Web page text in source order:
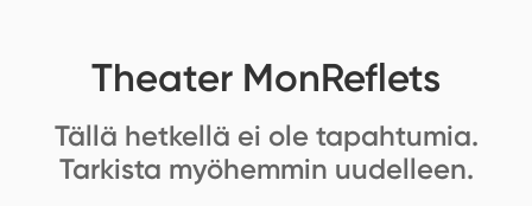
Theater MonReflets
Tällä hetkellä ei ole tapahtumia.
Tarkista myöhemmin uudelleen.